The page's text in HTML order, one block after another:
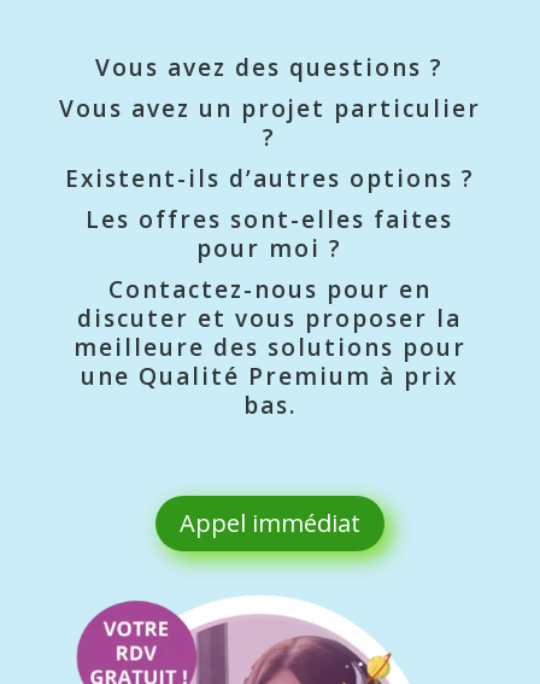
Vous avez des questions ?
Vous avez un projet particulier
?
Existent-ils d’autres options ?
Les offres sont-elles faites
pour moi ?
Contactez-nous pour en
discuter et vous proposer la
meilleure des solutions pour
une Qualité Premium à prix
bas.
Appel immédiat